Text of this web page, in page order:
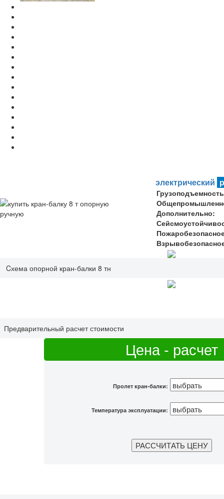
электрический
Грузоподъемность
Дополнительно:
Cхема опорной кран-балки 8 тн
Предварительный расчет стоимости
Цена - расчет
Пролет кран-балки:
Температура эксплуатации: